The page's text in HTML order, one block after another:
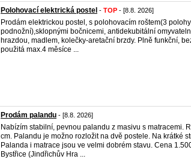
Polohovací elektrická postel - TOP - [8.8. 2026]
Prodám elektrickou postel, s polohovacím roštem(3
podnožní),sklopnými bočnicemi, antidekubitální
hrazdou, madlem, kolečky-aretační brzdy. Plně funkční,
použitá max.4 měsíce ...
Prodám palandu - [8.8. 2026]
Nabízím stabilní, pevnou palandu z masivu s matracemi.
cm. Palandu je možno rozložit na dvě postele. Na krátké
Palanda i matrace jsou ve velmi dobrém stavu. Cena
Bystřice (Jindřichův Hra ...